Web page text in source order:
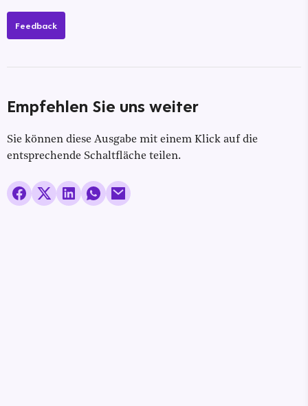
Feedback
Empfehlen Sie uns weiter
Sie können diese Ausgabe mit einem Klick auf die
entsprechende Schaltfläche teilen.